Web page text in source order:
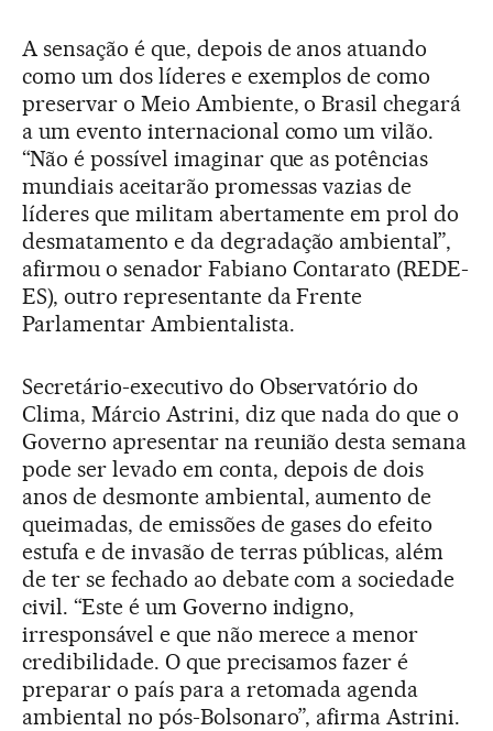
A sensação é que, depois de anos atuando
como um dos líderes e exemplos de como
preservar o Meio Ambiente, o Brasil chegará
a um evento internacional como um vilão.
“Não é possível imaginar que as potências
mundiais aceitarão promessas vazias de
líderes que militam abertamente em prol do
desmatamento e da degradação ambiental”,
afirmou o senador Fabiano Contarato (REDE-
ES), outro representante da Frente
Parlamentar Ambientalista.
Secretário-executivo do Observatório do
Clima, Márcio Astrini, diz que nada do que o
Governo apresentar na reunião desta semana
pode ser levado em conta, depois de dois
anos de desmonte ambiental, aumento de
queimadas, de emissões de gases do efeito
estufa e de invasão de terras públicas, além
de ter se fechado ao debate com a sociedade
civil. “Este é um Governo indigno,
irresponsável e que não merece a menor
credibilidade. O que precisamos fazer é
preparar o país para a retomada agenda
ambiental no pós-Bolsonaro”, afirma Astrini.